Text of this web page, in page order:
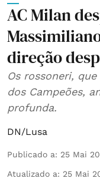
AC Milan
direção
Os rossoneri,
dos Campeões,
profunda.
DN/Lusa
Publicado a: 25 Mai
Atualizado a: 25 Mai